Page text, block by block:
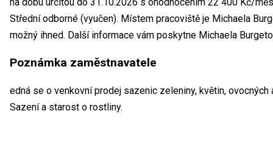
Střední odborné (vyučen). Místem pracoviště je Michaela
možný ihned. Další informace vám poskytne Michaela
Poznámka zaměstnavatele
edná se o venkovní prodej sazenic zeleniny, květin, ovocných
Sazení a starost o rostliny.